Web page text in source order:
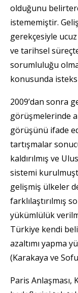
olduğunu
istememiştir.
gerekçesiyle
ve tarihsel
sorumluluğu
konusunda
2009’dan sonra
görüşmelerinde
görüşünü ifade
tartışmalar
kaldırılmış ve
sistemi
gelişmiş ülkeler
farklılaştırılmış
yükümlülük
Türkiye kendi
azaltımı yapma
(Karakaya ve
Paris